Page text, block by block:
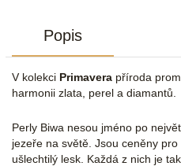
Popis
V kolekci Primavera příroda
harmonii zlata, perel a diamantů.
Perly Biwa nesou jméno po
jezeře na světě. Jsou ceněny
ušlechtilý lesk. Každá z nich je